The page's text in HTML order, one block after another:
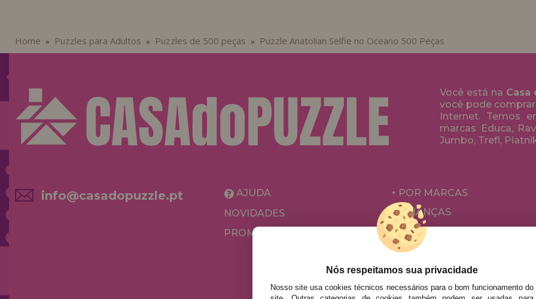
Home » Puzzles para Adultos » Puzzles de 500 peças » Puzzle Anatolian Selfie no Oceano 500 Peças
Você está na Casa
você pode
Internet. Temos
marcas Educa,
Jumbo, Trefl,
info@casadopuzzle.pt
AJUDA
NOVIDADES
PROMOÇÕES E OFERTAS
POR MARCAS
CRIANÇAS
PARA ADULTOS
POR AUTORES
ACESSÓRIOS
JOGOS DE TABULEIRO
Nós respeitamos sua privacidade
Nosso site usa cookies técnicos necessários para o bom funcionamento do